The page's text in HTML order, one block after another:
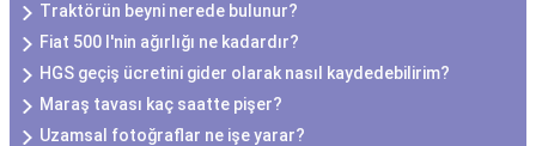
Traktörün beyni nerede bulunur?
Fiat 500 l'nin ağırlığı ne kadardır?
HGS geçiş ücretini gider olarak nasıl kaydedebilirim?
Maraş tavası kaç saatte pişer?
Uzamsal fotoğraflar ne işe yarar?